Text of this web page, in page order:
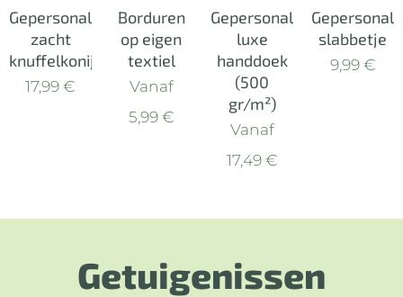
Gepersonaliseerd
zacht
knuffelkonijn
17,99€
Borduren
op eigen
textiel
Vanaf
5,99€
Gepersonaliseerde
luxe
handdoek
(500
gr/m²)
Vanaf
17,49€
slabbetje
9,99€
Getuigenissen